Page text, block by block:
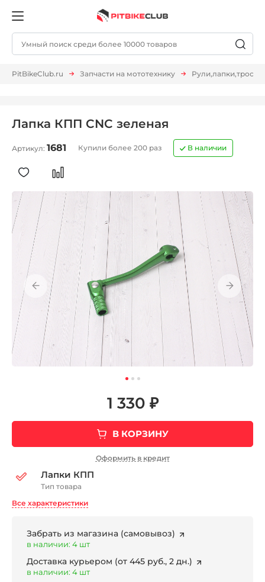
PitBikeClub.ru Запчасти на мототехнику Рули,лапки,тросы
Лапка КПП CNC зеленая
Артикул: 1681 Купили более 200 раз В наличии
1 330 ₽
В КОРЗИНУ
Оформить в кредит
Лапки КПП
Тип товара
Все характеристики
Забрать из магазина (самовывоз)
в наличии: 4 шт
Доставка курьером (от 445 руб., 2 дн.)
в наличии: 4 шт